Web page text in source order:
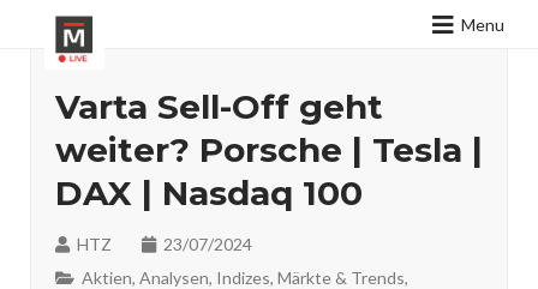
Menu
Varta Sell-Off geht
weiter? Porsche | Tesla |
DAX | Nasdaq 100
HTZ
23/07/2024
Aktien, Analysen, Indizes, Märkte & Trends,